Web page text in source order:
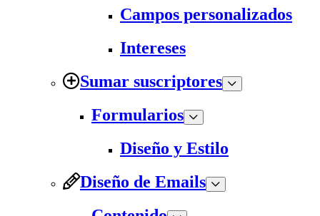
Campos personalizados
Intereses
Sumar suscriptores
Formularios
Diseño y Estilo
Diseño de Emails